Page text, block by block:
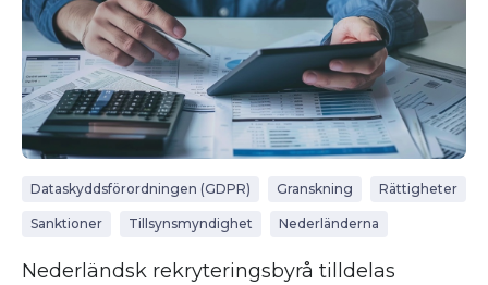
Dataskyddsförordningen (GDPR) Granskning Rättigheter
Sanktioner Tillsynsmyndighet Nederländerna
Nederländsk rekryteringsbyrå tilldelas